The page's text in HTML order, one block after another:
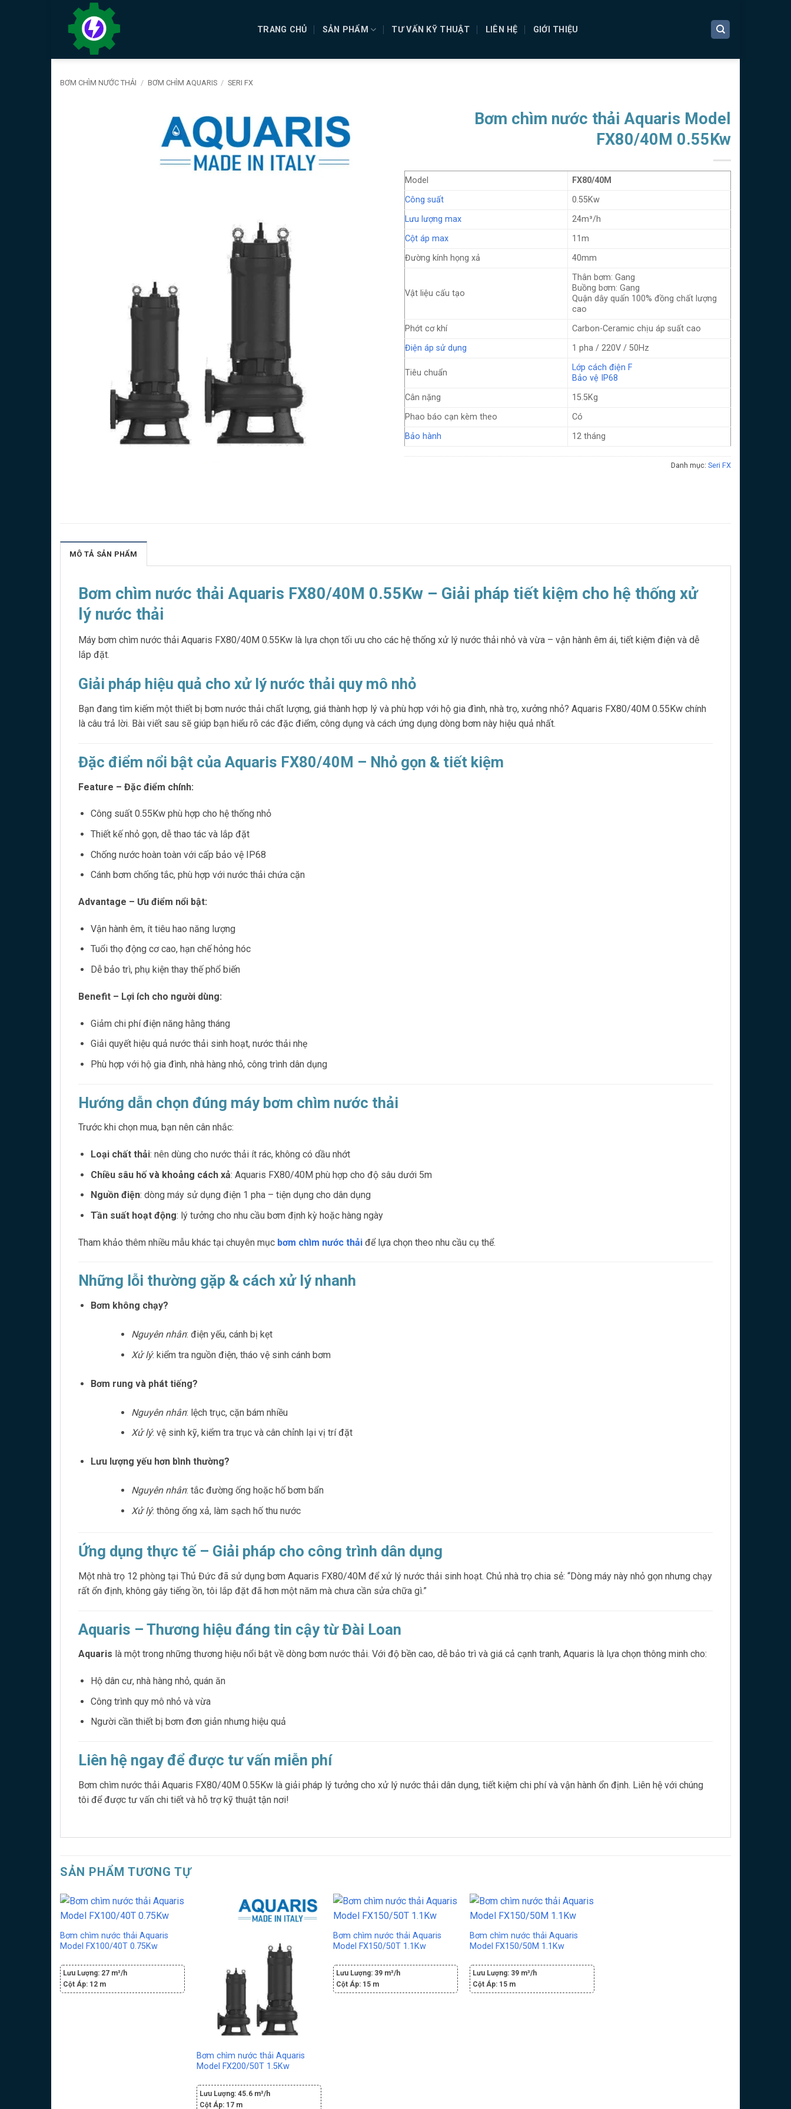
TRANG CHỦ SẢN PHẨM TƯ VẤN KỸ THUẬT LIÊN HỆ GIỚI THIỆU
BƠM CHÌM NƯỚC THẢI / BƠM CHÌM AQUARIS / SERI FX
Bơm chìm nước thải Aquaris Model
FX80/40M 0.55Kw
Model
FX80/40M
Công suất
0.55Kw
Lưu lượng max
24m³/h
Cột áp max
11m
Đường kính họng xả
40mm
Vật liệu cấu tạo
Thân bơm: Gang
Buồng bơm: Gang
Quận dây quấn 100% đồng chất lượng
cao
Phớt cơ khí
Carbon-Ceramic chịu áp suất cao
Điện áp sử dụng
1 pha / 220V / 50Hz
Tiêu chuẩn
Lớp cách điện F
Bảo vệ IP68
Cân nặng
15.5Kg
Phao báo cạn kèm theo
Có
Bảo hành
12 tháng
Danh mục: Seri FX
MÔ TẢ SẢN PHẨM
Bơm chìm nước thải Aquaris FX80/40M 0.55Kw – Giải pháp tiết kiệm cho hệ thống xử
lý nước thải
Máy bơm chìm nước thải Aquaris FX80/40M 0.55Kw là lựa chọn tối ưu cho các hệ thống xử lý nước thải nhỏ và vừa – vận hành êm ái, tiết kiệm điện và dễ
lắp đặt.
Giải pháp hiệu quả cho xử lý nước thải quy mô nhỏ
Bạn đang tìm kiếm một thiết bị bơm nước thải chất lượng, giá thành hợp lý và phù hợp với hộ gia đình, nhà trọ, xưởng nhỏ? Aquaris FX80/40M 0.55Kw chính
là câu trả lời. Bài viết sau sẽ giúp bạn hiểu rõ các đặc điểm, công dụng và cách ứng dụng dòng bơm này hiệu quả nhất.
Đặc điểm nổi bật của Aquaris FX80/40M – Nhỏ gọn & tiết kiệm
Feature – Đặc điểm chính:
Công suất 0.55Kw phù hợp cho hệ thống nhỏ
Thiết kế nhỏ gọn, dễ thao tác và lắp đặt
Chống nước hoàn toàn với cấp bảo vệ IP68
Cánh bơm chống tắc, phù hợp với nước thải chứa cặn
Advantage – Ưu điểm nổi bật:
Vận hành êm, ít tiêu hao năng lượng
Tuổi thọ động cơ cao, hạn chế hỏng hóc
Dễ bảo trì, phụ kiện thay thế phổ biến
Benefit – Lợi ích cho người dùng:
Giảm chi phí điện năng hằng tháng
Giải quyết hiệu quả nước thải sinh hoạt, nước thải nhẹ
Phù hợp với hộ gia đình, nhà hàng nhỏ, công trình dân dụng
Hướng dẫn chọn đúng máy bơm chìm nước thải
Trước khi chọn mua, bạn nên cân nhắc:
Loại chất thải: nên dùng cho nước thải ít rác, không có dầu nhớt
Chiều sâu hố và khoảng cách xả: Aquaris FX80/40M phù hợp cho độ sâu dưới 5m
Nguồn điện: dòng máy sử dụng điện 1 pha – tiện dụng cho dân dụng
Tần suất hoạt động: lý tưởng cho nhu cầu bơm định kỳ hoặc hàng ngày
Tham khảo thêm nhiều mẫu khác tại chuyên mục bơm chìm nước thải để lựa chọn theo nhu cầu cụ thể.
Những lỗi thường gặp & cách xử lý nhanh
Bơm không chạy?
Nguyên nhân: điện yếu, cánh bị kẹt
Xử lý: kiểm tra nguồn điện, tháo vệ sinh cánh bơm
Bơm rung và phát tiếng?
Nguyên nhân: lệch trục, cặn bám nhiều
Xử lý: vệ sinh kỹ, kiểm tra trục và cân chỉnh lại vị trí đặt
Lưu lượng yếu hơn bình thường?
Nguyên nhân: tắc đường ống hoặc hố bơm bẩn
Xử lý: thông ống xả, làm sạch hố thu nước
Ứng dụng thực tế – Giải pháp cho công trình dân dụng
Một nhà trọ 12 phòng tại Thủ Đức đã sử dụng bơm Aquaris FX80/40M để xử lý nước thải sinh hoạt. Chủ nhà trọ chia sẻ: “Dòng máy này nhỏ gọn nhưng chạy
rất ổn định, không gây tiếng ồn, tôi lắp đặt đã hơn một năm mà chưa cần sửa chữa gì.”
Aquaris – Thương hiệu đáng tin cậy từ Đài Loan
Aquaris là một trong những thương hiệu nổi bật về dòng bơm nước thải. Với độ bền cao, dễ bảo trì và giá cả cạnh tranh, Aquaris là lựa chọn thông minh cho:
Hộ dân cư, nhà hàng nhỏ, quán ăn
Công trình quy mô nhỏ và vừa
Người cần thiết bị bơm đơn giản nhưng hiệu quả
Liên hệ ngay để được tư vấn miễn phí
Bơm chìm nước thải Aquaris FX80/40M 0.55Kw là giải pháp lý tưởng cho xử lý nước thải dân dụng, tiết kiệm chi phí và vận hành ổn định. Liên hệ với chúng
tôi để được tư vấn chi tiết và hỗ trợ kỹ thuật tận nơi!
SẢN PHẨM TƯƠNG TỰ
Bơm chìm nước thải Aquaris
Model FX100/40T 0.75Kw
Lưu Lượng: 27 m³/h
Cột Áp: 12 m
Bơm chìm nước thải Aquaris
Model FX200/50T 1.5Kw
Lưu Lượng:45.6 m³/h
Cột Áp: 17 m
Bơm chìm nước thải Aquaris
Model FX150/50T 1.1Kw
Lưu Lượng: 39 m³/h
Cột Áp: 15 m
Bơm chìm nước thải Aquaris
Model FX150/50M 1.1Kw
Lưu Lượng: 39 m³/h
Cột Áp: 15 m